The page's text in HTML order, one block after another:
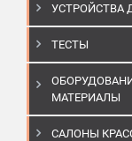
УСТРОЙСТВА
ТЕСТЫ
МАТЕРИАЛЫ
САЛОНЫ